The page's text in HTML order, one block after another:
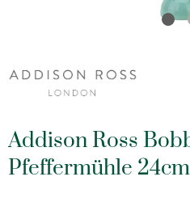
Addison Ross
Pfeffermühle